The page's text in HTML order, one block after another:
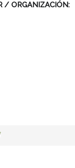
/ ORGANIZACIÓN: